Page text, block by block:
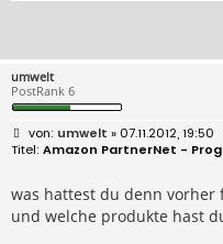
umwelt
PostRank 6
B
e
r
a
g
umwelt » 07.11.2012, 19:50
Amazon PartnerNet -
was hattest du denn vorher
und welche produkte hast